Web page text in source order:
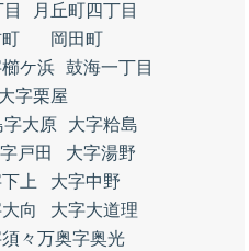
月丘町四丁目
岡田町
ケ浜 鼓海一丁目
大字栗屋
字大原
大字粭島
戸田
大字湯野
上
大字中野
向
大字大道理
々万奥字奥光